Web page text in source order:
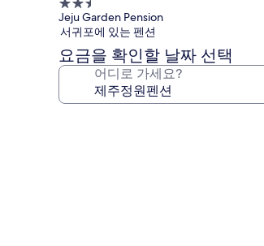
2.5
성
급
숙
박
Jeju Garden Pension
서귀포에 있는 펜션
요금을 확인할 날짜 선택
어디로 가세요?